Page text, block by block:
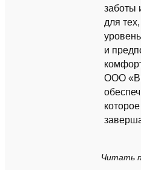
заботы
для
и
ООО
Читать